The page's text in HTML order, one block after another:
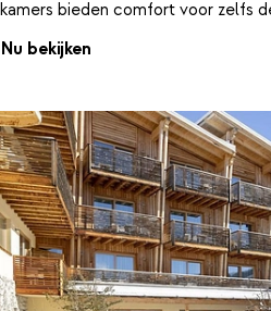
kamers bieden comfort voor zelfs
wandelingen door de natuur
vermaken zich in de miniclub! Sluit
Nu bekijken